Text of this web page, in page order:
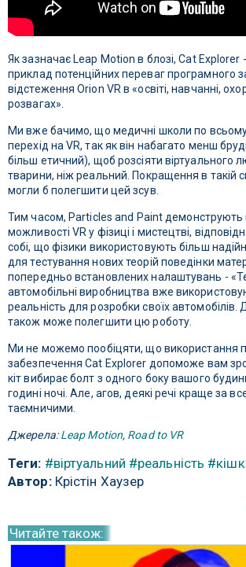
Як зазначає Leap Motion в блозі, Cat Explorer
приклад потенційних переваг програмного
відстеження Orion VR в «освіті, навчанні,
розвагах».
Ми вже бачимо, що медичні школи по всьому
перехід на VR, так як він набагато менш
більш етичний), щоб розсіяти віртуального
тварини, ніж реальний. Покращення в такій
могли б полегшити цей зсув.
Тим часом, Particles and Paint демонструють
можливості VR у фізиці і мистецтві,
собі, що фізики використовують більш
для тестування нових теорій поведінки
попередньо встановлених налаштувань -
автомобільні виробництва вже
реальність для розробки своїх автомобілів.
також може полегшити цю роботу.
Ми не можемо пообіцяти, що використання
забезпечення Cat Explorer допоможе вам
кіт вибирає болт з одного боку вашого
годині ночі. Але, агов, деякі речі краще за
таємничими.
Джерела:Leap Motion, Road to VR
Теги: #віртуальний #реальність
Автор:Крістін Хаузер
Читайте також: